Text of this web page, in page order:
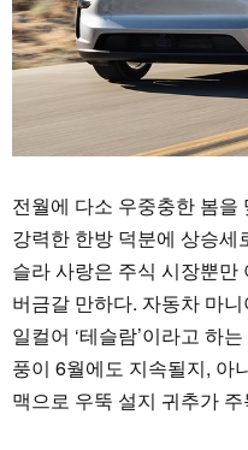
전월에 다소 우중충한 봄을
강력한 한방 덕분에 상승세
슬라 사랑은 주식 시장뿐만
버금갈 만하다. 자동차 마
일컬어 ‘테슬람’이라고 하
풍이 6월에도 지속될지, 아
맥으로 우뚝 설지 귀추가